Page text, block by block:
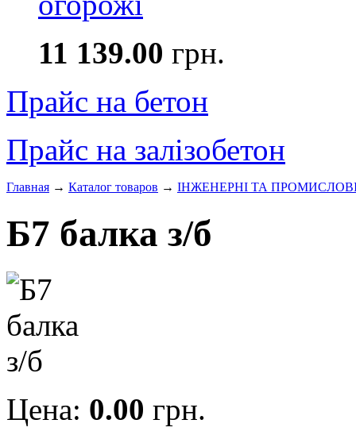
11 139.00 грн.
Прайс на бетон
Прайс на залізобетон
Главная → Каталог товаров → ІНЖЕНЕРНІ ТА
Б7 балка з/б
Цена: 0.00 грн.